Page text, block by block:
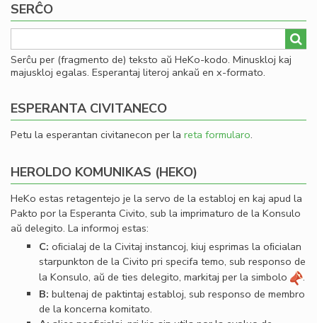
SERĈO
Serĉu per (fragmento de) teksto aŭ HeKo-kodo. Minuskloj kaj
majuskloj egalas. Esperantaj literoj ankaŭ en x-formato.
ESPERANTA CIVITANECO
Petu la esperantan civitanecon per la reta formularo.
HEROLDO KOMUNIKAS (HEKO)
HeKo estas retagentejo je la servo de la establoj en kaj apud la
Pakto por la Esperanta Civito, sub la imprimaturo de la Konsulo
aŭ delegito. La informoj estas:
C: oﬁcialaj de la Civitaj instancoj, kiuj esprimas la oﬁcialan
starpunkton de la Civito pri specifa temo, sub responso de
la Konsulo, aŭ de ties delegito, markitaj per la simbolo
.
B: bultenaj de paktintaj establoj, sub responso de membro
de la koncerna komitato.